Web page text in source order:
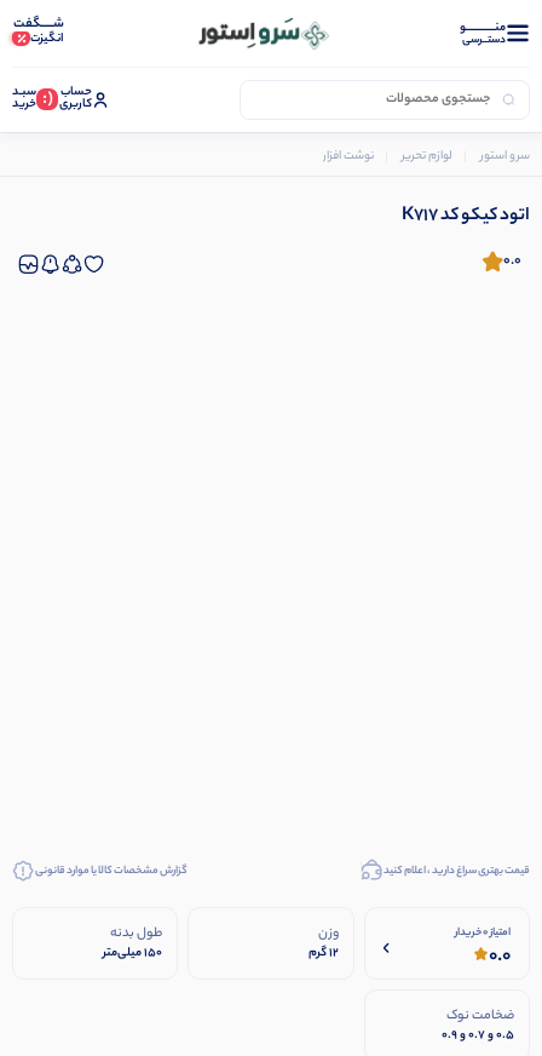
منــــــــــــو
دستــرسی
شـــــگفت
انگیزت
حساب
کاربری (: سبـد
خرید
سرو استور لوازم تحریر نوشت افزار
اتود کیکو کد K717
0.0
قیمت بهتری سراغ دارید ، اعلام کنید گزارش مشخصات کالا یا موارد قانونی
امتیاز 0 خریدار
0.0
وزن
12 گرم
طول بدنه
۱۵۰ میلی‌متر
ضخامت نوک
0.5 و 0.7 و 0.9